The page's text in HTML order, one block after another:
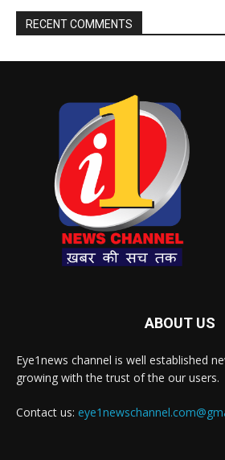
RECENT COMMENTS
ABOUT US
Eye1news channel is well established
growing with the trust of the our users.
Contact us: